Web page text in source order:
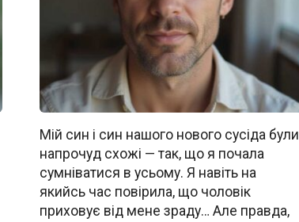
Мій син і син нашого нового сусіда були
напрочуд схожі — так, що я почала
сумніватися в усьому. Я навіть на
якийсь час повірила, що чоловік
приховує від мене зраду… Але правда,